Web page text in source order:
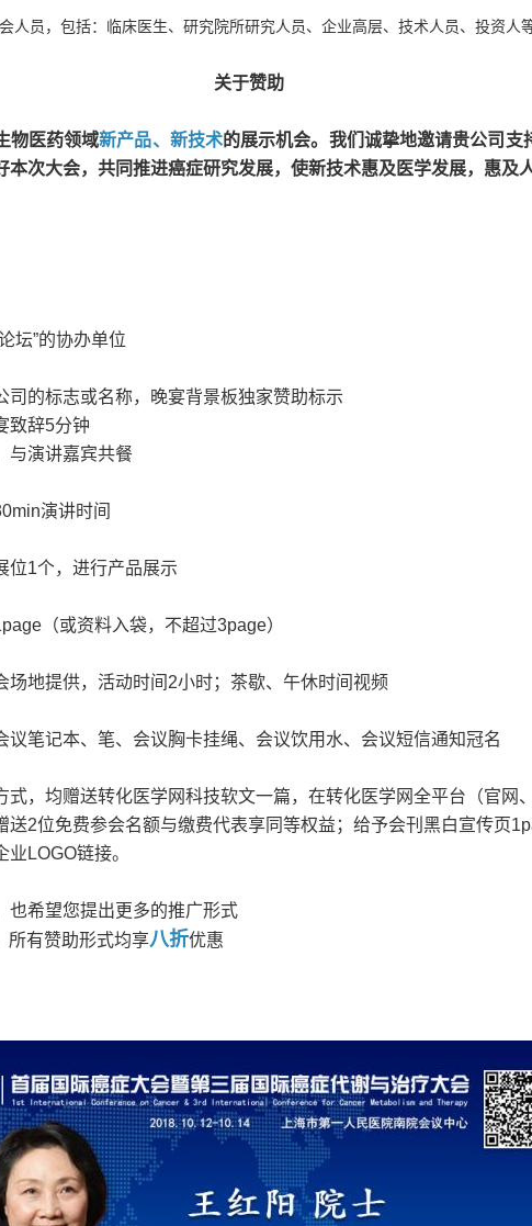
人员，包括：临床医生、研究院所研究人员、企业高层、技术人员、投资人等
关于赞助
物医药领域新产品、新技术的展示机会。我们诚挚地邀请贵公司支
本次大会，共同推进癌症研究发展，使新技术惠及医学发展，惠及
坛”的协办单位
司的标志或名称，晚宴背景板独家赞助标示
致辞5分钟
与演讲嘉宾共餐
演讲时间
位1个，进行产品展示
（或资料入袋，不超过3page）
场地提供，活动时间2小时；茶歇、午休时间视频
议笔记本、笔、会议胸卡挂绳、会议饮用水、会议短信通知冠名
式，均赠送转化医学网科技软文一篇，在转化医学网全平台（官网
送2位免费参会名额与缴费代表享同等权益；给予会刊黑白宣传页
LOGO链接。
也希望您提出更多的推广形式
所有赞助形式均享八折优惠